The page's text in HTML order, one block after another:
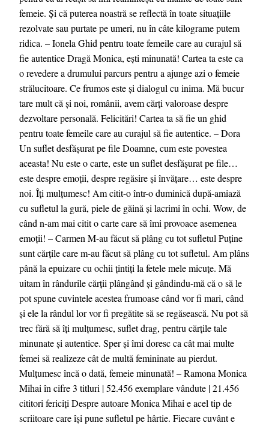
femeie. Și că puterea noastră se reflectă în toate situațiile
rezolvate sau purtate pe umeri, nu în câte kilograme putem
ridica. – Ionela Ghid pentru toate femeile care au curajul să
fie autentice Dragă Monica, ești minunată! Cartea ta este ca
o revedere a drumului parcurs pentru a ajunge azi o femeie
strălucitoare. Ce frumos este și dialogul cu inima. Mă bucur
tare mult că și noi, românii, avem cărți valoroase despre
dezvoltare personală. Felicitări! Cartea ta să fie un ghid
pentru toate femeile care au curajul să fie autentice. – Dora
Un suflet desfășurat pe file Doamne, cum este povestea
aceasta! Nu este o carte, este un suflet desfășurat pe file…
este despre emoții, despre regăsire și învățare… este despre
noi. Îți mulțumesc! Am citit-o într-o duminică după-amiază
cu sufletul la gură, piele de găină și lacrimi în ochi. Wow, de
când n-am mai citit o carte care să îmi provoace asemenea
emoții! – Carmen M-au făcut să plâng cu tot sufletul Puține
sunt cărțile care m-au făcut să plâng cu tot sufletul. Am plâns
până la epuizare cu ochii țintiți la fetele mele micuțe. Mă
uitam în rândurile cărții plângând și gândindu-mă că o să le
pot spune cuvintele acestea frumoase când vor fi mari, când
și ele la rândul lor vor fi pregătite să se regăsească. Nu pot să
trec fără să îți mulțumesc, suflet drag, pentru cărțile tale
minunate și autentice. Sper și îmi doresc ca cât mai multe
femei să realizeze cât de multă femininate au pierdut.
Mulțumesc încă o dată, femeie minunată! – Ramona Monica
Mihai în cifre 3 titluri | 52.456 exemplare vândute | 21.456
cititori fericiți Despre autoare Monica Mihai e acel tip de
scriitoare care își pune sufletul pe hârtie. Fiecare cuvânt e